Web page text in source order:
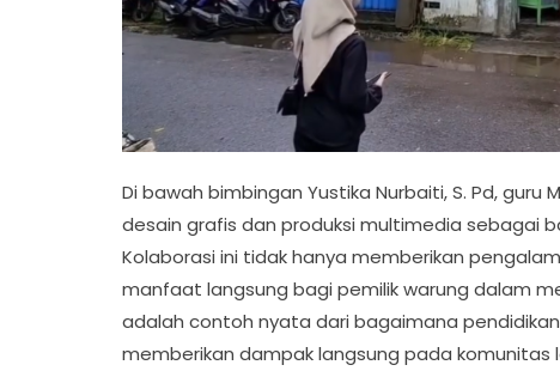
Di bawah bimbingan Yustika Nurbaiti, S. Pd, guru
desain grafis dan produksi multimedia sebagai
Kolaborasi ini tidak hanya memberikan
manfaat langsung bagi pemilik warung dalam
adalah contoh nyata dari bagaimana
memberikan dampak langsung pada